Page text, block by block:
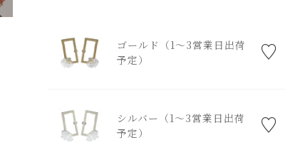
ゴールド（1～3営業日出荷
予定）
シルバー（1～3営業日出荷
予定）